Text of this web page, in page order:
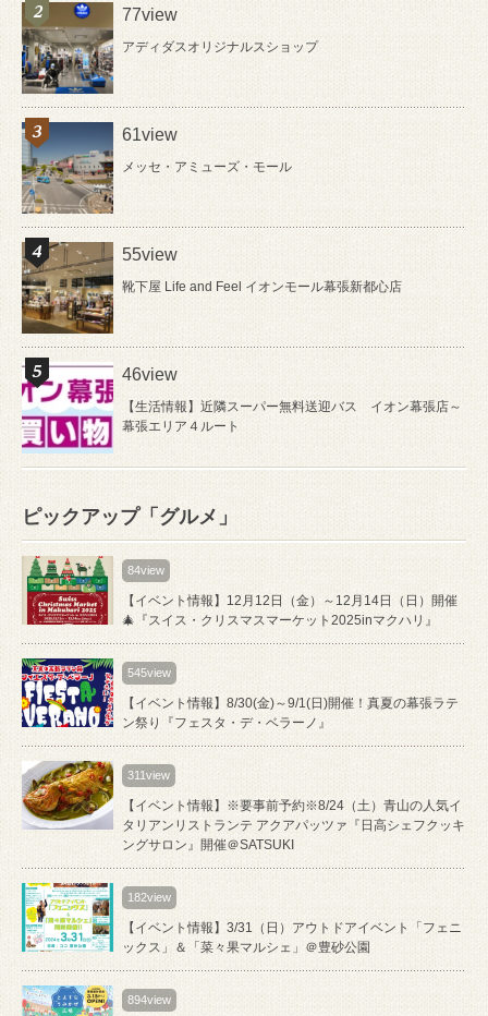
77view
アディダスオリジナルスショップ
61view
メッセ・アミューズ・モール
55view
靴下屋 Life and Feel イオンモール幕張新都心店
46view
【生活情報】近隣スーパー無料送迎バス イオン幕張店～
幕張エリア４ルート
ピックアップ「グルメ」
84view
【イベント情報】12月12日（金）～12月14日（日）開催
🎄『スイス・クリスマスマーケット2025inマクハリ』
545view
【イベント情報】8/30(金)～9/1(日)開催！真夏の幕張ラテ
ン祭り『フェスタ・デ・ベラーノ』
311view
【イベント情報】※要事前予約※8/24（土）青山の人気イ
タリアンリストランテ アクアパッツァ『日高シェフクッキ
ングサロン』開催＠SATSUKI
182view
【イベント情報】3/31（日）アウトドアイベント「フェニ
ックス」＆「菜々果マルシェ」＠豊砂公園
894view